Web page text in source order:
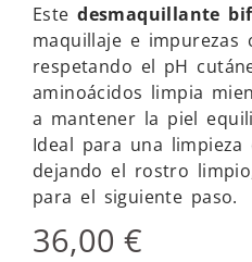
Estedesmaquillante
maquillaje e impurezas
respetando el pH
aminoácidos limpia
a mantener la piel
Ideal para una limpieza
dejando el rostro
para el siguiente paso.
36,00 €